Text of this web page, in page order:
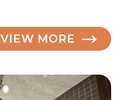
VIEW MORE